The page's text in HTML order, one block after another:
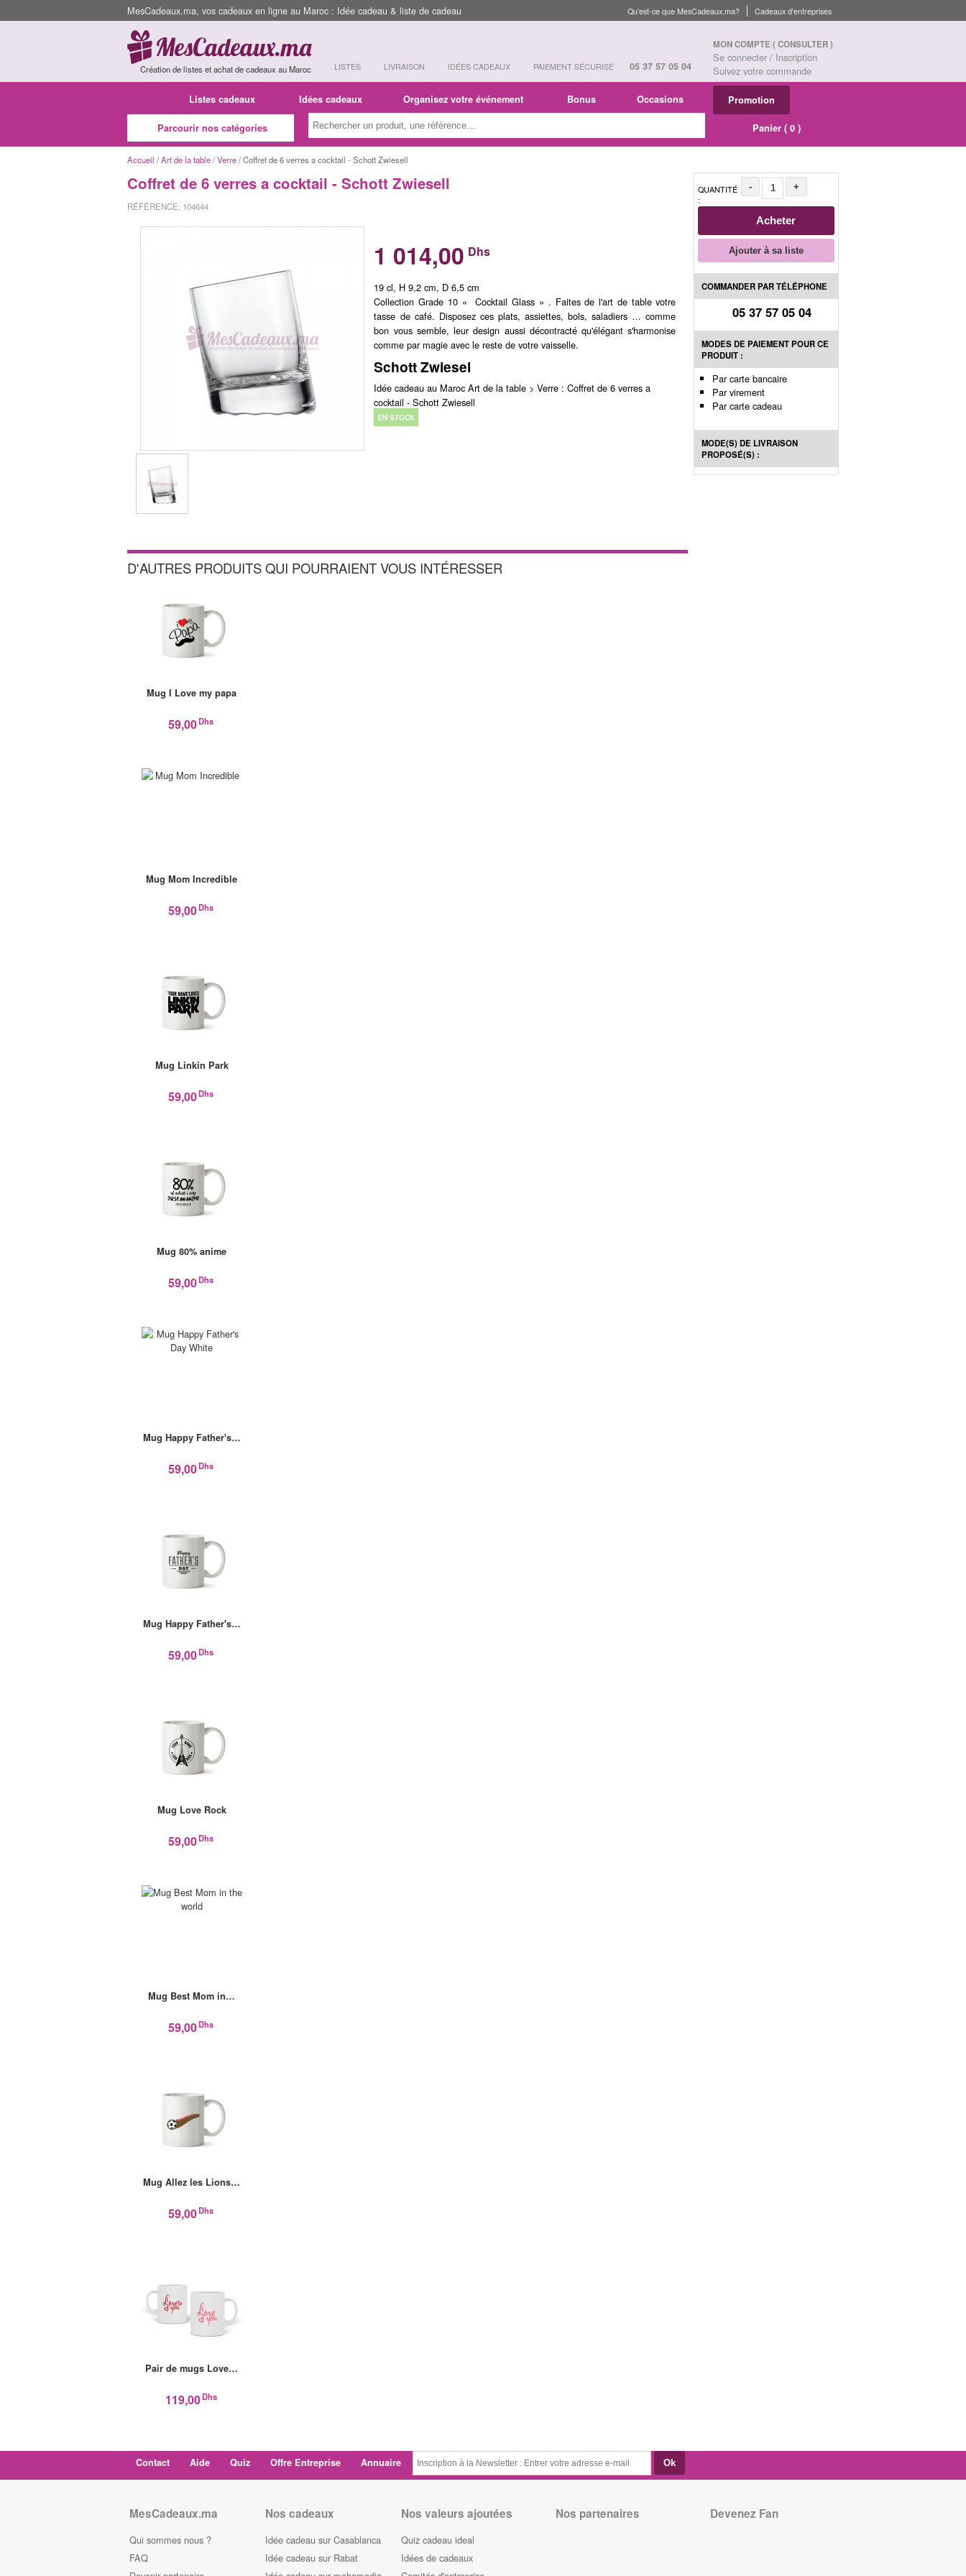
MesCadeaux.ma, vos cadeaux en ligne au Maroc : Idée cadeau & liste de cadeau Cadeaux d'entreprises
Qu'est-ce que MesCadeaux.ma?
Création de listes et achat de cadeaux au Maroc LISTES LIVRAISON IDÉES CADEAUX PAIEMENT SÉCURISÉ 05 37 57 05 04
MON COMPTE ( CONSULTER )
Se connecter / Inscription
Suivez votre commande
Listes cadeaux Idées cadeaux Organisez votre événement Bonus Occasions Promotion
Parcourir nos catégories Panier ( 0 )
Accueil /Art de la table/Verre/ Coffret de 6 verres a cocktail - Schott Zwiesell
Coffret de 6 verres a cocktail - Schott Zwiesell
RÉFÉRENCE: 104644
1 014,00 Dhs
19 cl, H 9,2 cm, D 6,5 cm
Collection Grade 10 « Cocktail Glass » . Faites de l'art de table votre
tasse de café. Disposez ces plats, assiettes, bols, saladiers … comme
bon vous semble, leur design aussi décontracté qu'élégant s'harmonise
comme par magie avec le reste de votre vaisselle.
Schott Zwiesel
Idée cadeau au Maroc Art de la table > Verre : Coffret de 6 verres a
cocktail - Schott Zwiesell
EN STOCK
D'AUTRES PRODUITS QUI POURRAIENT VOUS INTÉRESSER
Mug I Love my papa
59,00Dhs
Mug Mom Incredible
59,00Dhs
Mug Linkin Park
59,00Dhs
Mug 80% anime
59,00Dhs
Mug Happy Father's…
59,00Dhs
Mug Happy Father's…
59,00Dhs
Mug Love Rock
59,00Dhs
Mug Best Mom in…
59,00Dhs
Mug Allez les Lions…
59,00Dhs
Pair de mugs Love…
119,00Dhs
QUANTITÉ
:
- +
Acheter
Ajouter à sa liste
COMMANDER PAR TÉLÉPHONE
05 37 57 05 04
MODES DE PAIEMENT POUR CE
PRODUIT :
Par carte bancaire
Par virement
Par carte cadeau
MODE(S) DE LIVRAISON
PROPOSÉ(S) :
Contact Aide Quiz Offre Entreprise Annuaire
MesCadeaux.ma
Qui sommes nous ?
FAQ
Nos cadeaux
Idée cadeau sur Casablanca
Idée cadeau sur Rabat
Nos valeurs ajoutées
Quiz cadeau ideal
Idées de cadeaux
Nos partenaires Devenez Fan